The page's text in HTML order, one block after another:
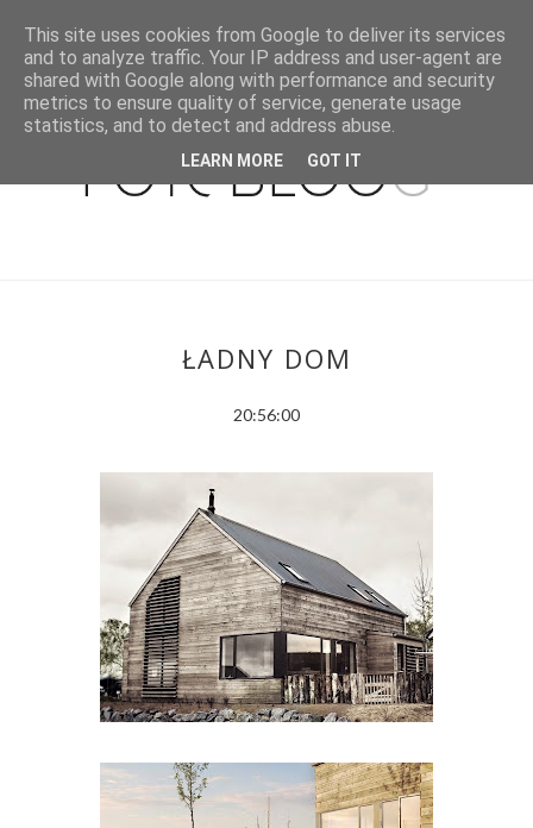
ŁADNY DOM
20:56:00
This site uses cookies from Google to deliver its services
and to analyze traffic. Your IP address and user-agent are
shared with Google along with performance and security
metrics to ensure quality of service, generate usage
statistics, and to detect and address abuse.
LEARN MORE GOT IT